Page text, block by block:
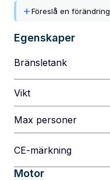
Föreslå en förändring
Egenskaper
Bränsletank
Vikt
Max personer
CE-märkning
Motor